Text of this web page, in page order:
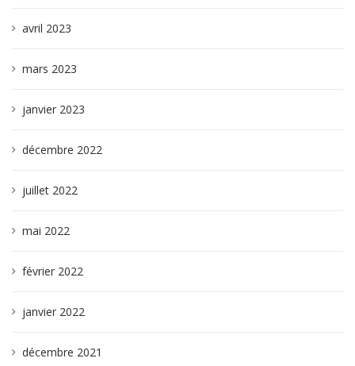
avril 2023
mars 2023
janvier 2023
décembre 2022
juillet 2022
mai 2022
février 2022
janvier 2022
décembre 2021